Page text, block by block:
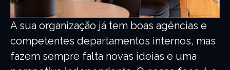
A sua organização já tem boas agências e
competentes departamentos internos, mas
fazem sempre falta novas ideias e uma